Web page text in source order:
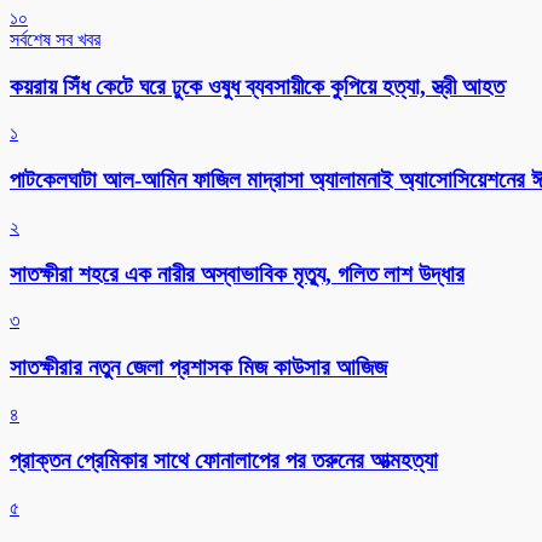
১০
সর্বশেষ সব খবর
কয়রায় সিঁধ কেটে ঘরে ঢুকে ওষুধ ব্যবসায়ীকে কুপিয়ে হত্যা, স্ত্রী আহত
১
পাটকেলঘাটা আল-আমিন ফাজিল মাদ্রাসা অ্যালামনাই অ্যাসোসিয়েশনের
২
সাতক্ষীরা শহরে এক নারীর অস্বাভাবিক মৃত্যু, গলিত লাশ উদ্ধার
৩
সাতক্ষীরার নতুন জেলা প্রশাসক মিজ কাউসার আজিজ
৪
প্রাক্তন প্রেমিকার সাথে ফোনালাপের পর তরুনের আত্মহত্যা
৫